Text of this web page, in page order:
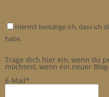
Hiermit bestätige ich, dass ich
habe.
Trage dich hier ein, wenn du
möchtest, wenn ein neuer
E-Mail*